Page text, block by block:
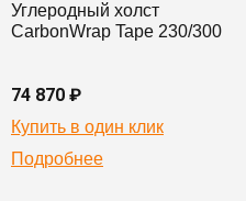
Углеродный холст
CarbonWrap Tape 230/300
74 870 ₽
Купить в один клик
Подробнее